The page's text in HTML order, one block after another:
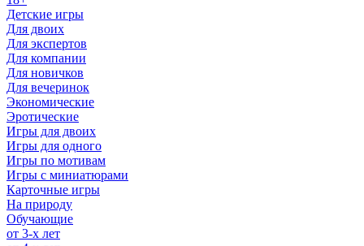
Детские игры
Для двоих
Для экспертов
Для компании
Для новичков
Для вечеринок
Экономические
Эротические
Игры для двоих
Игры для одного
Игры по мотивам
Игры с миниатюрами
Карточные игры
На природу
Обучающие
от 3-х лет